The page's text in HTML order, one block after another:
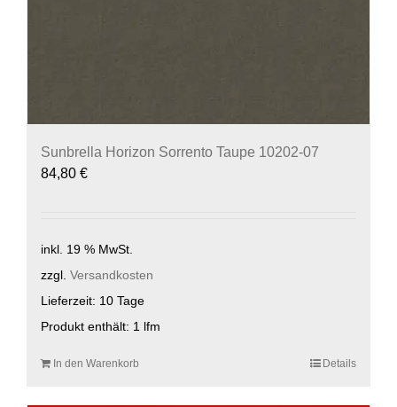
Sunbrella Horizon Sorrento Taupe 10202-07
84,80 €
inkl. 19 % MwSt.
zzgl. Versandkosten
Lieferzeit: 10 Tage
Produkt enthält: 1 lfm
In den Warenkorb Details